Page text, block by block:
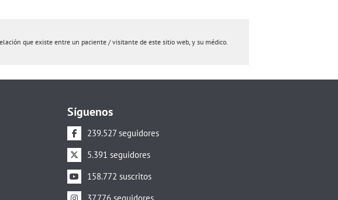
que existe entre un paciente / visitante de este sitio web, y su médico.
Síguenos
239.527 seguidores
5.391 seguidores
158.772 suscritos